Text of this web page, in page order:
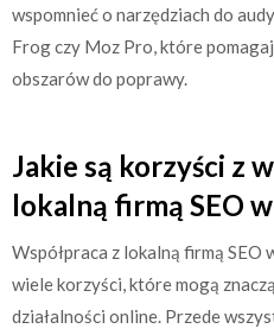
wspomnieć o narzędziach do
Frog czy Moz Pro, które
obszarów do poprawy.
Jakie są korzyści z
lokalną firmą SEO
Współpraca z lokalną firmą SEO
wiele korzyści, które mogą
działalności online. Przede